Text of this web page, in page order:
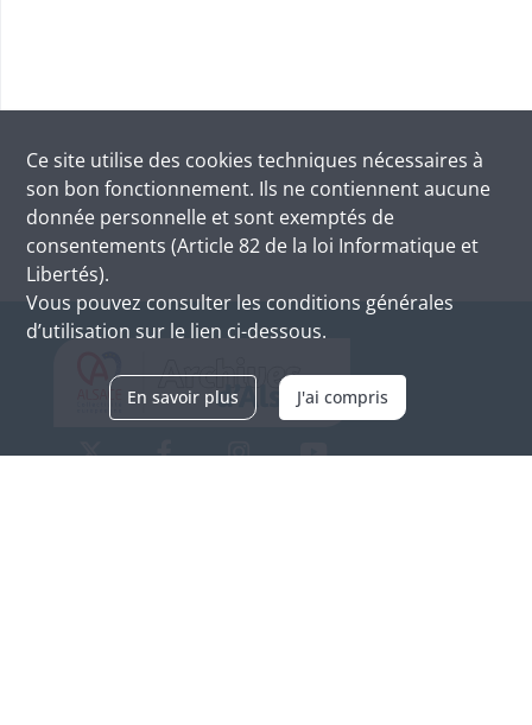
Ce site utilise des cookies techniques nécessaires à
son bon fonctionnement. Ils ne contiennent aucune
donnée personnelle et sont exemptés de
consentements (Article 82 de la loi Informatique et
Libertés).
Vous pouvez consulter les conditions générales
d’utilisation sur le lien ci-dessous.
En savoir plus J'ai compris